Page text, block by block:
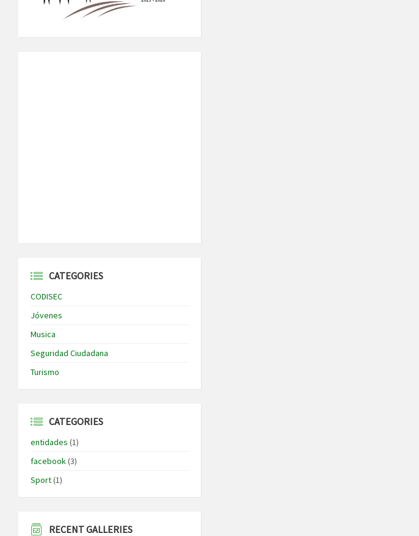
CATEGORIES
CODISEC
Jóvenes
Musica
Seguridad Ciudadana
Turismo
CATEGORIES
entidades (1)
facebook(3)
Sport(1)
RECENT GALLERIES